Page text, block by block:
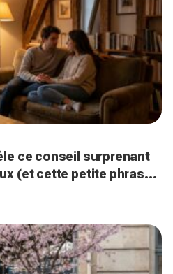
ce conseil surprenant
(et cette petite phrase